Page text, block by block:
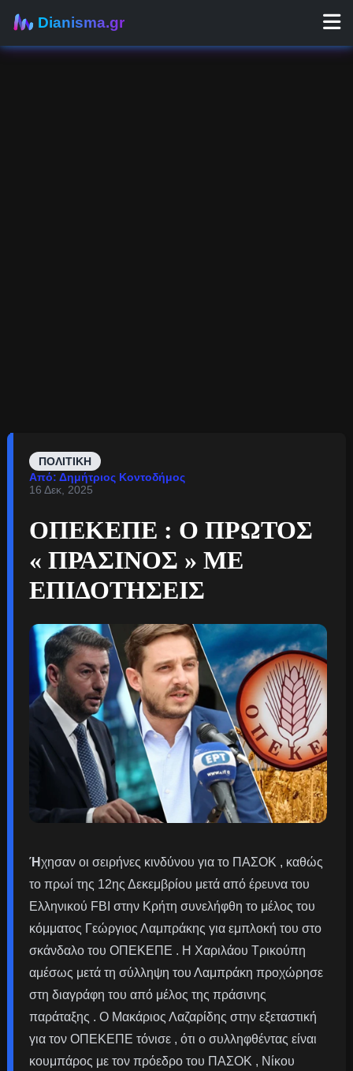
Dianisma.gr
ΠΟΛΙΤΙΚΉ
Από: Δημήτριος Κοντοδήμος
16 Δεκ, 2025
ΟΠΕΚΕΠΕ : Ο ΠΡΩΤΟΣ
« ΠΡΑΣΙΝΟΣ » ΜΕ
ΕΠΙΔΟΤΗΣΕΙΣ
Ή χησαν οι σειρήνες κινδύνου για το ΠΑΣΟΚ , καθώς
το πρωί της 12ης Δεκεμβρίου μετά από έρευνα του
Ελληνικού FBI στην Κρήτη συνελήφθη το μέλος του
κόμματος Γεώργιος Λαμπράκης για εμπλοκή του στο
σκάνδαλο του ΟΠΕΚΕΠΕ . Η Χαριλάου Τρικούπη
αμέσως μετά τη σύλληψη του Λαμπράκη προχώρησε
στη διαγράφη του από μέλος της πράσινης
παράταξης . Ο Μακάριος Λαζαρίδης στην εξεταστική
για τον ΟΠΕΚΕΠΕ τόνισε , ότι ο συλληφθέντας είναι
κουμπάρος με τον πρόεδρο του ΠΑΣΟΚ , Νίκου